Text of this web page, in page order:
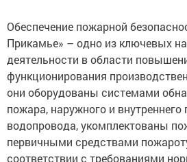
Обеспечение пожарной
Прикамье» – одно из ключевых
деятельности в области
функционирования
они оборудованы системами
пожара, наружного и
водопровода, укомплектованы
первичными средствами
соответствии с требованиями